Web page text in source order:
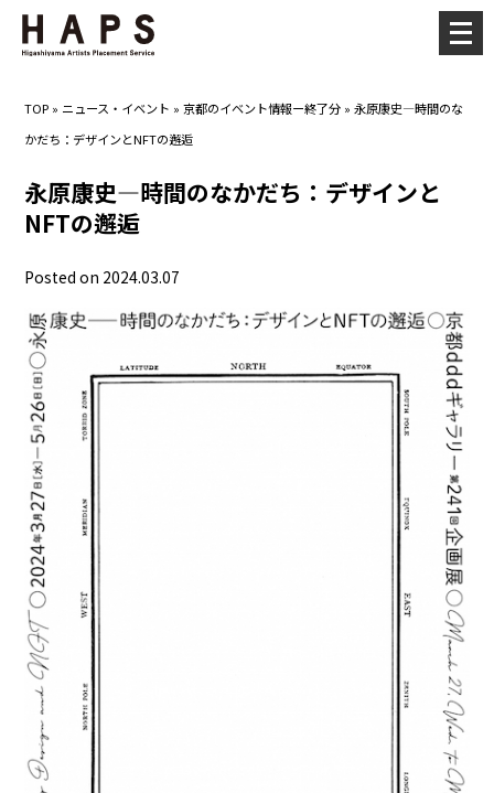
TOP » ニュース・イベント »京都のイベント情報ー終了分 »永原康史—時間のな
かだち：デザインとNFTの邂逅
永原康史—時間のなかだち：デザインと
NFTの邂逅
Posted on 2024.03.07
メ
ニ
ー